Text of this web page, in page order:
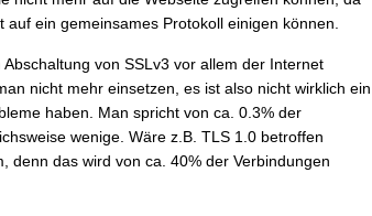
ein gemeinsames Protokoll einigen können.
von SSLv3 vor allem der Internet
nicht mehr einsetzen, es ist also nicht wirklich ein
haben. Man spricht von ca. 0.3% der
wenige. Wäre z.B. TLS 1.0 betroffen
denn das wird von ca. 40% der Verbindungen